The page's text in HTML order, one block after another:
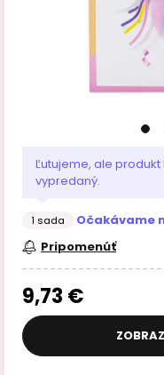
Ľutujeme, ale
vypredaný.
1 sada
Očakávame
Pripomenúť
9,73 €